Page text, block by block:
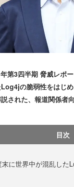
第3四半期 脅威レポ
の脆弱性をはじ
された、報道関係者
目次
に世界中が混乱した